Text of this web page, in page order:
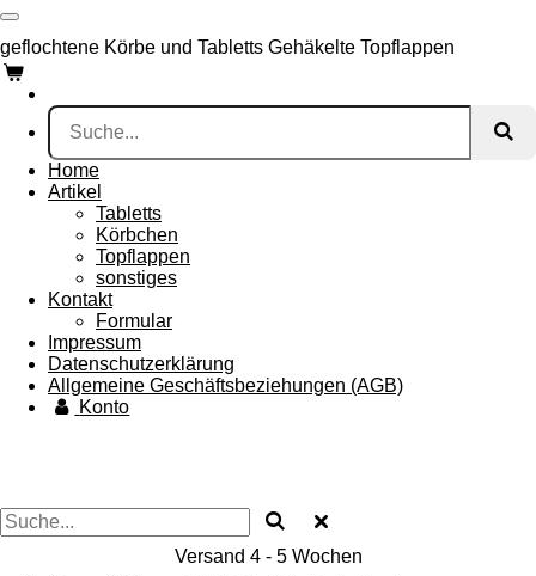
Zum
Hauptinhalt
springen
geflochtene Körbe und Tabletts Gehäkelte Topflappen
Home
Artikel
Tabletts
Körbchen
Topflappen
sonstiges
Kontakt
Formular
Impressum
Datenschutzerklärung
Allgemeine Geschäftsbeziehungen (AGB)
Konto
Versand 4 - 5 Wochen